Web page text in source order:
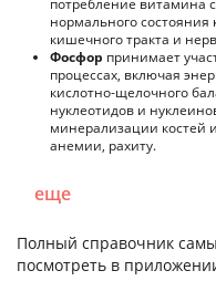
нормального
кишечного тракта и
Фосфор принимает
процессах, включая
кислотно-щелочного
нуклеотидов и
минерализации костей
анемии, рахиту.
еще
Полный справочник
посмотреть в